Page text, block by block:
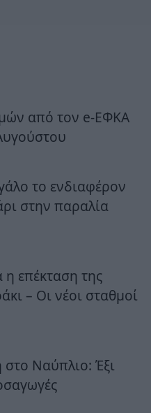
από τον e-ΕΦΚΑ
το ενδιαφέρον
στην παραλία
επέκταση της
– Οι νέοι σταθμοί
στο Ναύπλιο: Έξι